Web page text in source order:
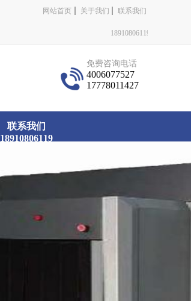
网站首页 关于我们 联系我们
18910806119
免费咨询电话
4006077527
17778011427
联系我们
18910806119